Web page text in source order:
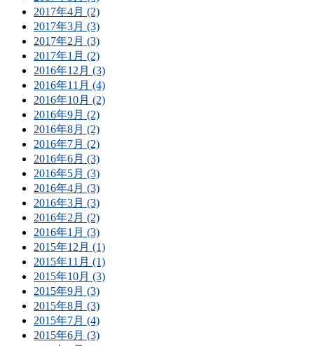
2017年4月 (2)
2017年3月 (3)
2017年2月 (3)
2017年1月 (2)
2016年12月 (3)
2016年11月 (4)
2016年10月 (2)
2016年9月 (2)
2016年8月 (2)
2016年7月 (2)
2016年6月 (3)
2016年5月 (3)
2016年4月 (3)
2016年3月 (3)
2016年2月 (2)
2016年1月 (3)
2015年12月 (1)
2015年11月 (1)
2015年10月 (3)
2015年9月 (3)
2015年8月 (3)
2015年7月 (4)
2015年6月 (3)